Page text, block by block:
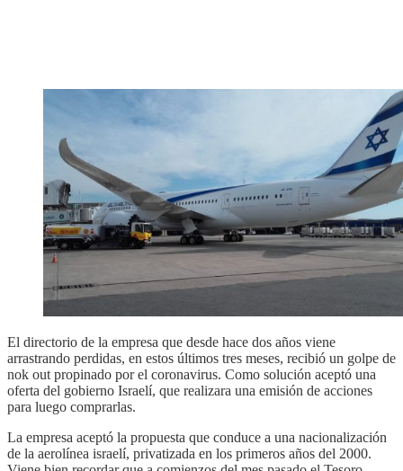
El directorio de la empresa que desde hace dos años viene
arrastrando perdidas, en estos últimos tres meses, recibió un golpe de
nok out propinado por el coronavirus. Como solución aceptó una
oferta del gobierno Israelí, que realizara una emisión de acciones
para luego comprarlas.
La empresa aceptó la propuesta que conduce a una nacionalización
de la aerolínea israelí, privatizada en los primeros años del 2000.